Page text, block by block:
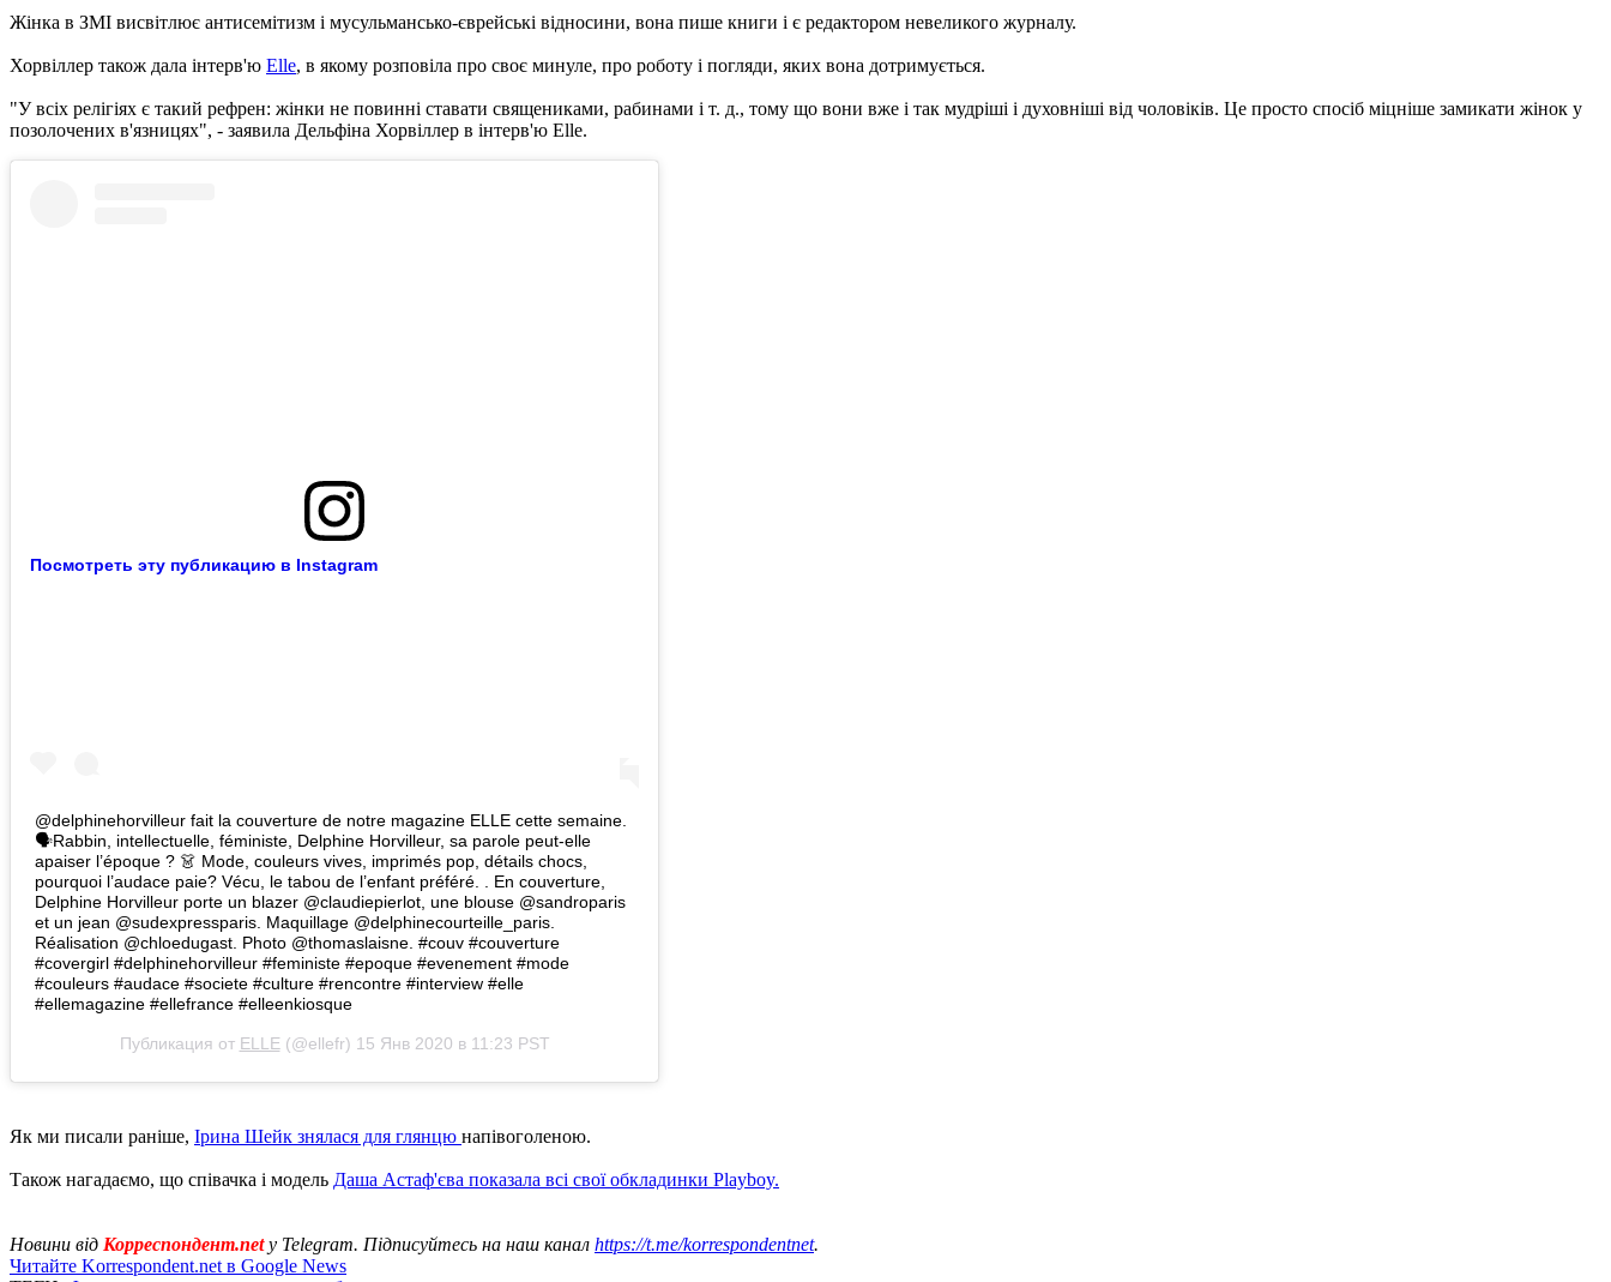
Жінка в ЗМІ висвітлює антисемітизм і мусульмансько-єврейські відносини, вона пише книги і є редактором невеликого журналу.
Хорвіллер також дала інтерв'ю Elle, в якому розповіла про своє минуле, про роботу і погляди, яких вона дотримується.
"У всіх релігіях є такий рефрен: жінки не повинні ставати священиками, рабинами і т. д., тому що вони вже і так мудріші і духовніші від чоловіків. Це просто спосіб міцніше замикати жінок у
позолочених в'язницях", - заявила Дельфіна Хорвіллер в інтерв'ю Elle.
Посмотреть эту публикацию в Instagram
@delphinehorvilleur fait la couverture de notre magazine ELLE cette semaine.
🗣Rabbin, intellectuelle, féministe, Delphine Horvilleur, sa parole peut-elle
apaiser l’époque ? 👗 Mode, couleurs vives, imprimés pop, détails chocs,
pourquoi l’audace paie? Vécu, le tabou de l’enfant préféré. . En couverture,
Delphine Horvilleur porte un blazer @claudiepierlot, une blouse @sandroparis
et un jean @sudexpressparis. Maquillage @delphinecourteille_paris.
Réalisation @chloedugast. Photo @thomaslaisne. #couv #couverture
#covergirl #delphinehorvilleur #feministe #epoque #evenement #mode
#couleurs #audace #societe #culture #rencontre #interview #elle
#ellemagazine #ellefrance #elleenkiosque
Публикация от ELLE(@ellefr) 15 Янв 2020 в 11:23 PST
Як ми писали раніше, Ірина Шейк знялася для глянцю напівоголеною.
Також нагадаємо, що співачка і модель Даша Астаф'єва показала всі свої обкладинки Playboy.
Новини від Корреспондент.net у Telegram. Підписуйтесь на наш канал https://t.me/korrespondentnet.
Читайте Korrespondent.net в Google News